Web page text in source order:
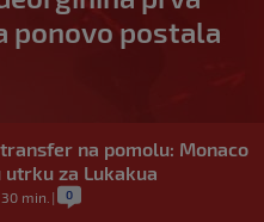
ponovo postala
na pomolu: Monaco
utrku za Lukakua
min. | 0